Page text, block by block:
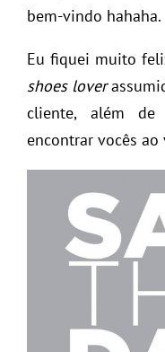
bem-vindo hahaha.
Eu fiquei muito
shoes lover
cliente, além
encontrar vocês ao